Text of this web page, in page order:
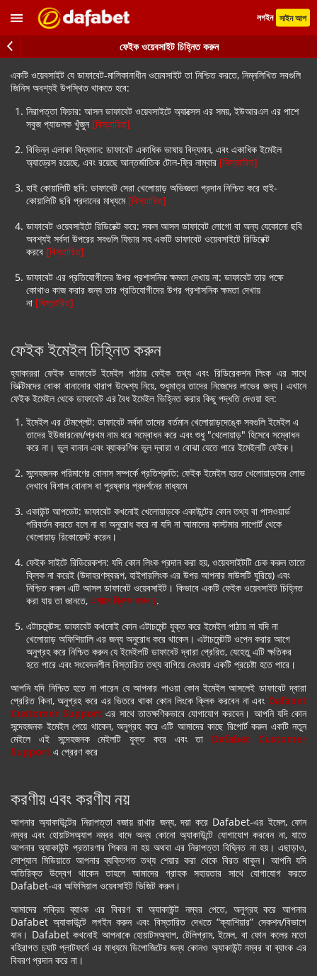
লগইন সাইন আপ
ফেইক ওয়েবসাইট চিহ্নিত করুন
একটি ওয়েবসাইট যে ডাফাবেট-মালিকানাধীন ওয়েবসাইট তা নিশ্চিত করতে, নিম্নলিখিত সবগুলি
জিনিস অবশ্যই উপস্থিত থাকতে হবে:
নিরাপত্তা ফিচার: আসল ডাফাবেট ওয়েবসাইটে অ্যাক্সেস এর সময়, ইউআরএল এর পাশে
সবুজ প্যাডলক খুঁজুন [বিস্তারিত]
বিভিন্ন এলাকা বিদ্যমান: ডাফাবেট একাধিক ভাষায় বিদ্যমান, এবং একাধিক ইমেইল
অ্যাড্রেস রয়েছে, এবং রয়েছে আন্তর্জাতিক টোল-ফ্রি নাম্বার [বিস্তারিত]
হাই কোয়ালিটি ছবি: ডাফাবেট সেরা খেলোয়াড় অভিজ্ঞতা প্রদান নিশ্চিত করে হাই-
কোয়ালিটি ছবি প্রদানের মাধ্যমে [বিস্তারিত]
ডাফাবেট ওয়েবসাইটে রিডিরেক্ট করে: সকল আসল ডাফাবেট লোগো বা অন্য যেকোনো ছবি
অবশ্যই সর্বদা উপরের সবগুলি ফিচার সহ একটি ডাফাবেট ওয়েবসাইটে রিডিরেক্ট
করবে [বিস্তারিত]
ডাফাবেট এর প্রতিযোগীদের উপর প্রশাসনিক ক্ষমতা দেখায় না: ডাফাবেট তার পক্ষে
কোথাও কাজ করার জন্য তার প্রতিযোগীদের উপর প্রশাসনিক ক্ষমতা দেখায়
না [বিস্তারিত]
ফেইক ইমেইল চিহ্নিত করুন
হ্যাকাররা ফেইক ডাফাবেট ইমেইল পাঠায় ফেইক তথ্য এবং রিডিরেকশন লিংক এর সাথে
ভিক্টিমদের বোকা বানানোর খারাপ উদ্দেশ্য নিয়ে, শুধুমাত্র তাদের নিজেদের লাভের জন্য। এখানে
ফেইক ইমেইল থেকে ডাফাবেট এর বৈধ ইমেইল ভিহ্নিত করার কিছু পদ্ধতি দেওয়া হল:
ইমেইল এর টেমপ্লেট: ডাফাবেট সর্বদা তাদের বর্তমান খেলোয়াড়দেঙ্কে সবগুলি ইমেইল এ
তাদের ইউজারনেম/প্রথম নাম ধরে সম্বোধন করে এবং শুধু "খেলোয়াড়" হিসেবে সম্বোধন
করে না। ভুল বানান এবং ব্যাকরণিক ভুল দ্বারা ও বোঝা যেতে পারে ইমেইলটি ফেইক।
সন্দেহজনক পরিমাণের বোনাস সম্পর্কে প্রতিশ্রুতি: ফেইক ইমেইল হয়ত খেলোয়াড়দের লোভ
দেখাবে বিশাল বোনাস বা পুরষ্কার প্রদর্শনের মাধ্যমে
একাউন্ট আপডেট: ডাফাবেট কখনোই খেলোয়াড়কে একাউন্টের কোন তথ্য বা পাসওয়ার্ড
পরিবর্তন করতে বলে না বা অনুরোধ করে না যদি না আমাদের কাস্টমার সাপোর্ট থেকে
খেলোয়াড় রিকোয়েস্ট করেন।
ফেইক সাইটে রিডিরেকশন: যদি কোন লিংক প্রদান করা হয়, ওয়েবসাইটটি চেক করুন তাতে
ক্লিক না করেই (উদাহরণস্বরূপ, হাইপারলিংক এর উপর আপনার মাউসটি ঘুরিয়ে) এবং
নিশ্চিত করুন এটি আসল ডাফাবেট ওয়েবসাইট। কিভাবে একটি ফেইক ওয়েবসাইট চিহ্নিত
করা যায় তা জানতে, এখানে ক্লিক করুন।.
এটাচমেন্টস: ডাফাবেট কখনোই কোন এটাচমেন্ট যুক্ত করে ইমেইল পাঠায় না যদি না
খেলোয়াড় অফিশিয়ালি এর জন্য অনুরোধ করে থাকেন। এটাচমেন্টটি ওপেন করার আগে
অনুগ্রহ করে নিশ্চিত করুন যে ইমেইলটি ডাফাবেট দ্বারা প্রেরিত, যেহেতু এটি ক্ষতিকর
হতে পারে এবং সংবেদনশীল বিস্তারিত তথ্য বাগিয়ে নেওয়ার একটি প্রচেষ্টা হতে পারে।
আপনি যদি নিশ্চিত হতে না পারেন যে আপনার পাওয়া কোন ইমেইল আসলেই ডাফাবেট দ্বারা
প্রেরিত কিনা, অনুগ্রহ করে এর ভিতরে থাকা কোন লিংকে ক্লিক করবেন না এবং Dafabet
Customer Support এর সাথে তাতক্ষণিকভাবে যোগাযোগ করবেন। আপনি যদি কোন
সন্দেহজনক ইমেইল পেয়ে থাকেন, অনুগ্রহ করে এটি আমাদের কাছে রিপোর্ট করুন একটি নতুন
মেইলে এই সন্দেহজনক মেইলটি যুক্ত করে এবং তা Dafabet Customer
Support এ প্রেরণ করে
করণীয় এবং করণীয নয়
আপনার অ্যাকাউন্টের নিরাপত্তা বজায় রাখার জন্য, দয়া করে Dafabet-এর ইমেল, ফোন
নম্বর এবং হোয়াটসঅ্যাপ নম্বর বাদে অন্য কোনো অ্যাকাউন্টে যোগাযোগ করবেন না, যাতে
আপনার অ্যাকাউন্ট প্রতারণার শিকার না হয় অথবা এর নিরাপত্তা বিঘ্নিত না হয়। এছাড়াও,
সোশ্যাল মিডিয়াতে আপনার ব্যক্তিগত তথ্য শেয়ার করা থেকে বিরত থাকুন। আপনি যদি
অতিরিক্ত উদ্বেগ থাকেন তাহলে আমাদের গ্রাহক সহায়তার সাথে যোগাযোগ করতে
Dafabet-এর অফিসিয়াল ওয়েবসাইট ভিজিট করুন।
আমাদের সক্রিয় ব্যাংক এর বিবরণ বা অ্যাকাউন্ট নম্বর পেতে, অনুগ্রহ করে আপনার
Dafabet অ্যাকাউন্টে লগইন করুন এবং বিস্তারিত দেখতে “ক্যাশিয়ার” সেকশন/বিভাগে
যান। Dafabet কখনোই আপনাকে হোয়াটসঅ্যাপ, টেলিগ্রাম, ইমেল, বা ফোন কলের মতো
বহিরাগত চ্যাট প্লাটফর্মে এর মাধ্যমে ডিপোজিটের জন্য কোনও অ্যাকাউন্ট নম্বর বা ব্যাংক এর
বিবরণ প্রদান করে না।